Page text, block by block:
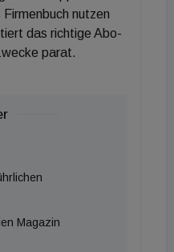
Bauteilen soll
wird der
vorangetrieben, der
werden.
in den
gestiegen. Die Zahl
ist deutlich
nutzen
das richtige Abo-
parat.
Magazin